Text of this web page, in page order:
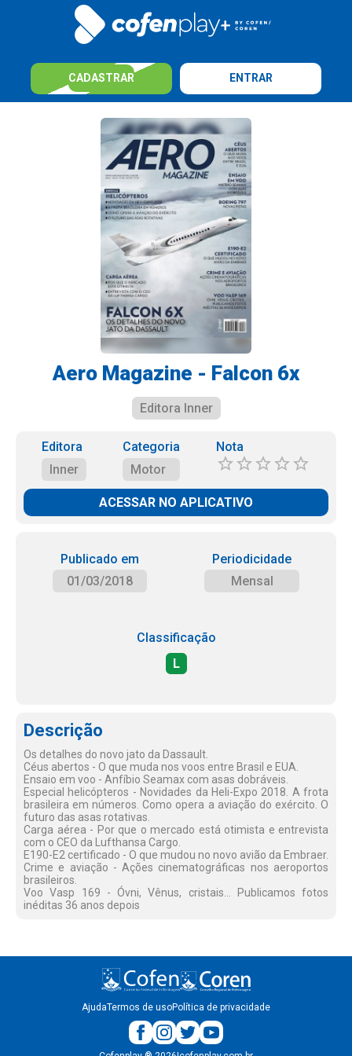
CADASTRAR ENTRAR
Aero Magazine - Falcon 6x
Editora Inner
Editora
Inner
Categoria
Motor
Nota
ACESSAR NO APLICATIVO
Publicado em
01/03/2018
Periodicidade
Mensal
Classificação
L
Descrição
Os detalhes do novo jato da Dassault.
Céus abertos - O que muda nos voos entre Brasil e EUA.
Ensaio em voo - Anfíbio Seamax com asas dobráveis.
Especial helicópteros - Novidades da Heli-Expo 2018. A frota
brasileira em números. Como opera a aviação do exército. O
futuro das asas rotativas.
Carga aérea - Por que o mercado está otimista e entrevista
com o CEO da Lufthansa Cargo.
E190-E2 certificado - O que mudou no novo avião da Embraer.
Crime e aviação - Ações cinematográficas nos aeroportos
brasileiros.
Voo Vasp 169 - Óvni, Vênus, cristais... Publicamos fotos
inéditas 36 anos depois
AjudaTermos de usoPolítica de privacidade